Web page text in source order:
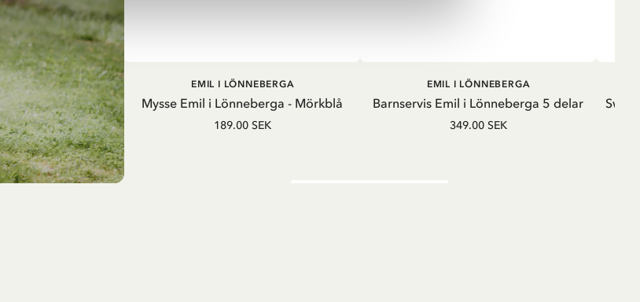
LÄGG I VARUKORG
Mysse Emil i Lönneberga - Mörkblå
EMIL I LÖNNEBERGA
189.00 SEK
LÄGG I VARUKORG
Barnservis Emil i Lönneberga 5 delar
EMIL I LÖNNEBERGA
349.00 SEK